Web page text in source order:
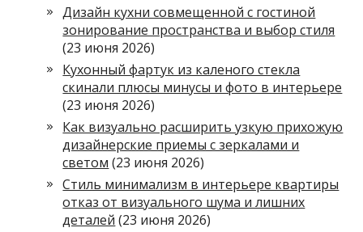
Дизайн кухни совмещенной с гостиной
зонирование пространства и выбор стиля
(23 июня 2026)
Кухонный фартук из каленого стекла
скинали плюсы минусы и фото в интерьере
(23 июня 2026)
Как визуально расширить узкую прихожую
дизайнерские приемы с зеркалами и
светом (23 июня 2026)
Стиль минимализм в интерьере квартиры
отказ от визуального шума и лишних
деталей (23 июня 2026)